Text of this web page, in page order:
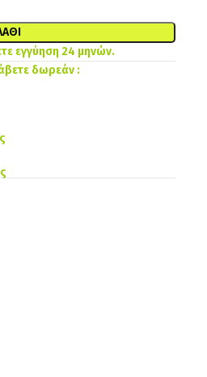
εγγύηση 24 μηνών.
δωρεάν :